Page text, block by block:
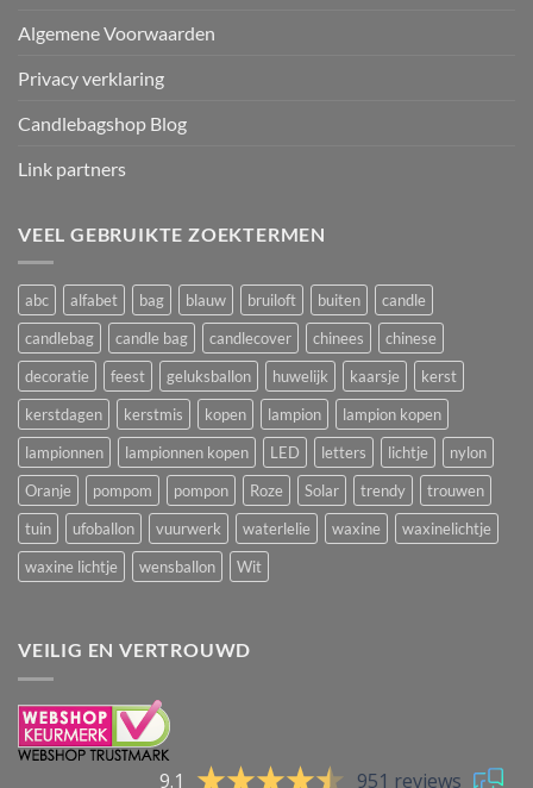
Algemene Voorwaarden
Privacy verklaring
Candlebagshop Blog
Link partners
VEEL GEBRUIKTE ZOEKTERMEN
abc alfabet bag blauw bruiloft buiten
candle
candlebag
candle bag candlecover chinees
chinese
decoratie
feest geluksballon huwelijk kaarsje
kerst
kerstdagen
kerstmis kopen lampion
lampion kopen
lampionnen
lampionnen kopen LED letters lichtje
nylon
Oranje
pompom pompon Roze Solar trendy
trouwen
tuin
ufoballon vuurwerk waterlelie waxine
waxinelichtje
waxine lichtje
wensballon Wit
VEILIG EN VERTROUWD
9.1 951 reviews